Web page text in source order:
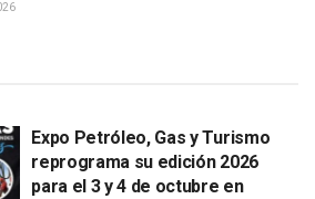
Expo Petróleo, Gas y Turismo
reprograma su edición 2026
para el 3 y 4 de octubre en